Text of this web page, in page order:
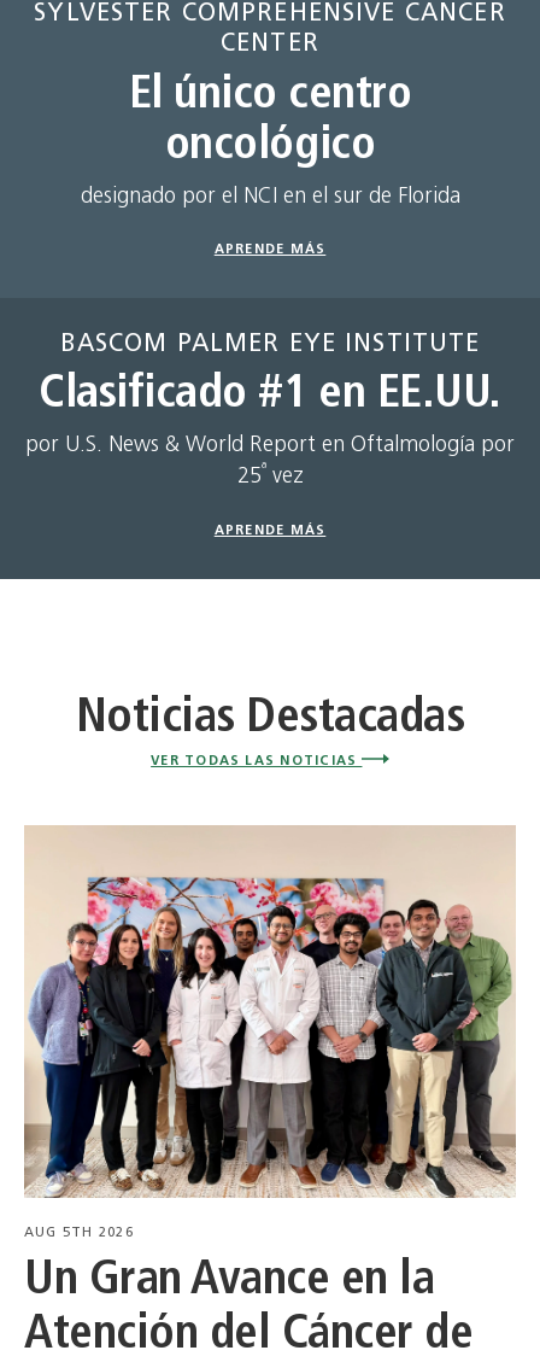
SYLVESTER COMPREHENSIVE CANCER
CENTER
El único centro
oncológico
designado por el NCI en el sur de Florida
APRENDE MÁS
BASCOM PALMER EYE INSTITUTE
Clasificado #1 en EE.UU.
por U.S. News & World Report en Oftalmología por
25ª vez
APRENDE MÁS
Noticias Destacadas
VER TODAS LAS NOTICIAS
AUG 5TH 2026
Un Gran Avance en la
Atención del Cáncer de